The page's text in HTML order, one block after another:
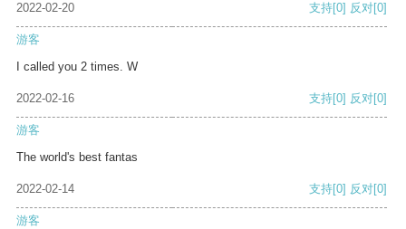
2022-02-20 支持[0] 反对[0]
游客
I called you 2 times. W
2022-02-16 支持[0] 反对[0]
游客
The world's best fantas
2022-02-14 支持[0] 反对[0]
游客